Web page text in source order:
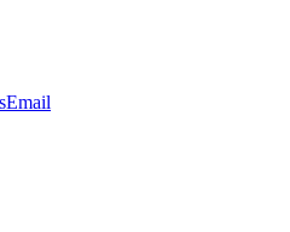
Email